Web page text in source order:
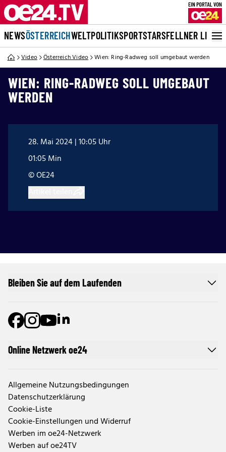
NEWSÖSTERREICHWELTPOLITIKSPORTSTARSFELLNER LIVE
Video Österreich Video Wien: Ring-Radweg soll umgebaut werden
WIEN: RING-RADWEG SOLL UMGEBAUT
WERDEN
28. Mai 2024 | 10:05 Uhr
01:05 Min
© OE24
Online Netzwerk oe24
Allgemeine Nutzungsbedingungen
Datenschutzerklärung
Cookie-Liste
Cookie-Einstellungen und Widerruf
Werben im oe24-Netzwerk
Werben auf oe24TV
Bleiben Sie auf dem Laufenden